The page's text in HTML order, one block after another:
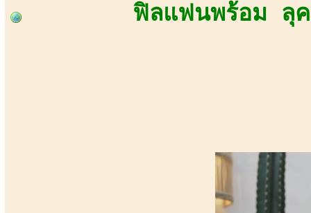
ฟิลแฟนพร้อม ลุค